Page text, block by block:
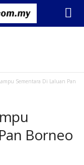
Sementara Di Laluan Pan
Borneo